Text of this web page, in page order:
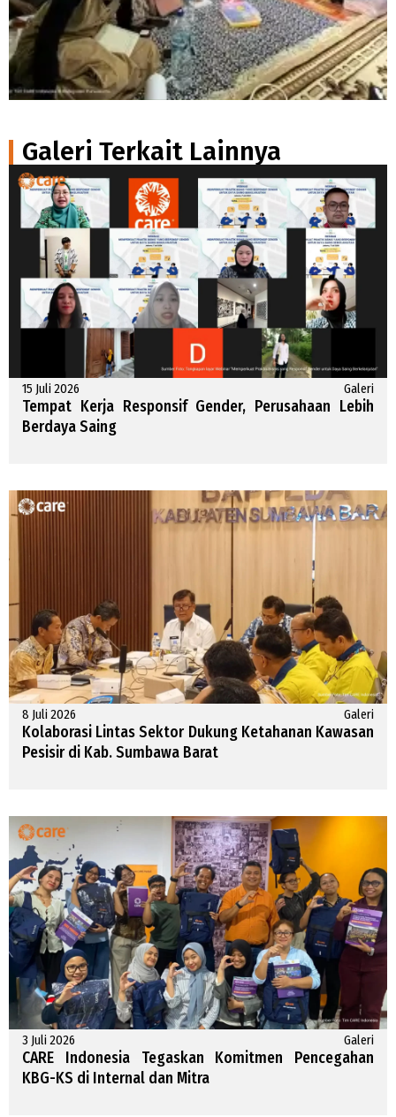
Galeri Terkait Lainnya
15 Juli 2026 Galeri
Tempat Kerja Responsif Gender, Perusahaan Lebih
Berdaya Saing
8 Juli 2026 Galeri
Kolaborasi Lintas Sektor Dukung Ketahanan Kawasan
Pesisir di Kab. Sumbawa Barat
3 Juli 2026 Galeri
CARE Indonesia Tegaskan Komitmen Pencegahan
KBG-KS di Internal dan Mitra